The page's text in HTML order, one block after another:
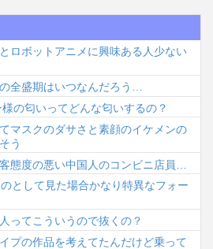
ロボットアニメに興味ある人少ない
全盛期はいつなんだろう…
の匂いってどんな匂いするの？
マスクのダサさと素顔のイケメンの
う
態度の悪い中国人のコンビニ店員…
として見た場合かなり特異なフォー
ってこういうので抜くの？
プの作品を考えてたんだけど乗って